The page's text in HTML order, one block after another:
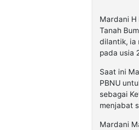
Mardani
Tanah
dilantik, ia
pada usia
Saat ini
PBNU
sebagai
menjabat
Mardani